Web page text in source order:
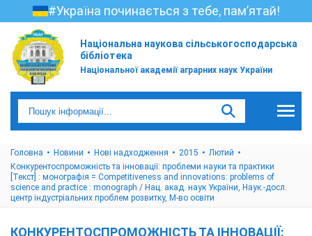
#Україна починається з тебе, пам’ятай!
Національна наукова сільськогосподарська
бібліотека
Національної академії аграрних наук України
Головна Новини Нові надходження 2015
Лютий
Конкурентоспроможність та інновації: проблеми науки та практики
[Текст] : монографія = Competitiveness and innovations: problems of
science and practice : monograph / Нац. акад. наук України, Наук.-досл.
центр індустріальних проблем розвитку, М-во освіти
КОНКУРЕНТОСПРОМОЖНІСТЬ ТА ІННОВАЦІЇ: